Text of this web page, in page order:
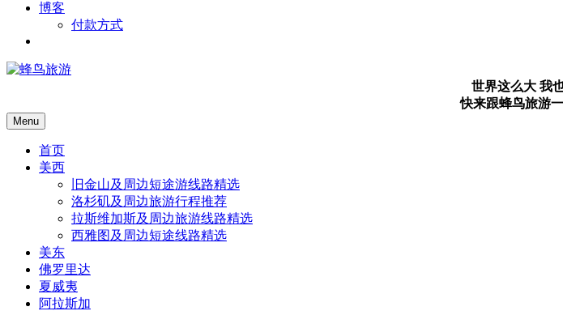
博客
付款方式
世界这么大 我
快来跟蜂鸟旅游
Menu
首页
美西
旧金山及周边短途游线路精选
洛杉矶及周边旅游行程推荐
拉斯维加斯及周边旅游线路精选
西雅图及周边短途线路精选
美东
佛罗里达
夏威夷
阿拉斯加